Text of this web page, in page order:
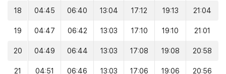
18 04:45 06:40 13:04 17:12 19:13 21:04
19 04:47 06:42 13:03 17:10 19:10 21:01
20 04:49 06:44 13:03 17:08 19:08 20:58
21 04:51 06:46 13:03 17:06 19:06 20:56